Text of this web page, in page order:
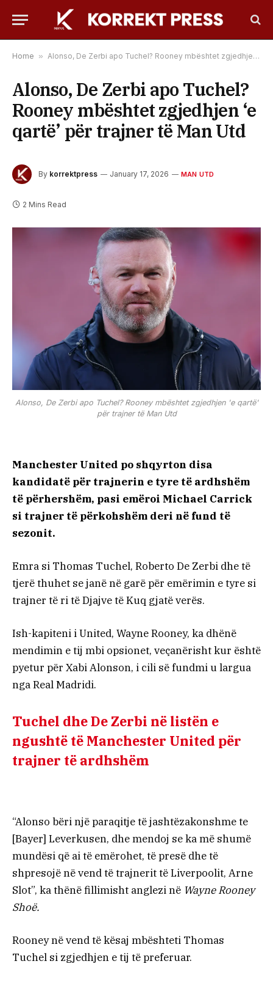
Home » Alonso, De Zerbi apo Tuchel? Rooney mbështet zgjedhjen ‘e qartë’ për trajner të Man Utd
Alonso, De Zerbi apo Tuchel?
Rooney mbështet zgjedhjen ‘e
qartë’ për trajner të Man Utd
By korrektpress January 17, 2026 MAN UTD
2 Mins Read
Alonso, De Zerbi apo Tuchel? Rooney mbështet zgjedhjen 'e qartë'
për trajner të Man Utd
Manchester United po shqyrton disa
kandidatë për trajnerin e tyre të ardhshëm
të përhershëm, pasi emëroi Michael Carrick
si trajner të përkohshëm deri në fund të
sezonit.
Emra si Thomas Tuchel, Roberto De Zerbi dhe të
tjerë thuhet se janë në garë për emërimin e tyre si
trajner të ri të Djajve të Kuq gjatë verës.
Ish-kapiteni i United, Wayne Rooney, ka dhënë
mendimin e tij mbi opsionet, veçanërisht kur është
pyetur për Xabi Alonson, i cili së fundmi u largua
nga Real Madridi.
Tuchel dhe De Zerbi në listën e
ngushtë të Manchester United për
trajner të ardhshëm
“Alonso bëri një paraqitje të jashtëzakonshme te
[Bayer] Leverkusen, dhe mendoj se ka më shumë
mundësi që ai të emërohet, të presë dhe të
shpresojë në vend të trajnerit të Liverpoolit, Arne
Slot”, ka thënë fillimisht anglezi në Wayne Rooney
Shoë.
Rooney në vend të kësaj mbështeti Thomas
Tuchel si zgjedhjen e tij të preferuar.